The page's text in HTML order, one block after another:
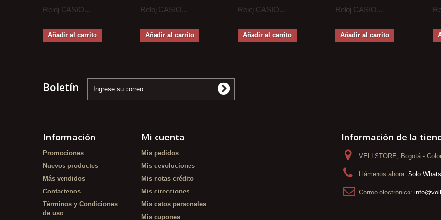
Reloj CASIO...
Añadir al carrito
Reloj CASIO...
Añadir al carrito
Reloj CASIO...
Añadir al carrito
Reloj CASIO...
Añadir al carrito
Boletín
Información
Promociones
Nuevos productos
Más vendidos
Contactenos
Términos y Condiciones
de uso
Mi cuenta
Mis pedidos
Mis devoluciones
Mis notas crédito
Mis direcciones
Mis datos personales
Mis cupones
Información de la
VELLSTORE, Bogotá -
Llámenos ahora: Solo
Correo electrónico: